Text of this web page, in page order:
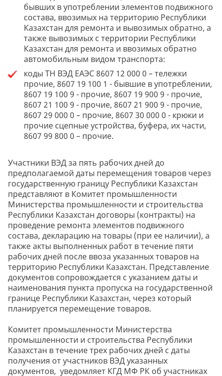
бывших в употреблении элементов подвижного
состава, ввозимых на территорию Республики
Казахстан для ремонта и вывозимых обратно, а
также вывозимых с территории Республики
Казахстан для ремонта и ввозимых обратно
автомобильным видом транспорта:
коды ТН ВЭД ЕАЭС 8607 12 000 0 – тележки
прочие, 8607 19 100 1 - бывшие в употреблении,
8607 19 100 9 - прочие, 8607 19 900 9 - прочие,
8607 21 100 9 - прочие, 8607 21 900 9 - прочие,
8607 29 000 0 – прочие, 8607 30 000 0 - крюки и
прочие сцепные устройства, буфера, их части,
8607 99 800 0 – прочие.
Участники ВЭД за пять рабочих дней до
предполагаемой даты перемещения товаров через
государственную границу Республики Казахстан
представляют в Комитет промышленности
Министерства промышленности и строительства
Республики Казахстан договоры (контракты) на
проведение ремонта элементов подвижного
состава, декларацию на товары (при ее наличии), а
также акты выполненных работ в течение пяти
рабочих дней после ввоза указанных товаров на
территорию Республики Казахстан. Представление
документов сопровождается с указанием даты и
наименования пункта пропуска на государственной
границе Республики Казахстан, через который
планируется перемещение товаров.
Комитет промышленности Министерства
промышленности и строительства Республики
Казахстан в течение трех рабочих дней с даты
получения от участников ВЭД указанных
документов, уведомляет КГД МФ РК об участниках